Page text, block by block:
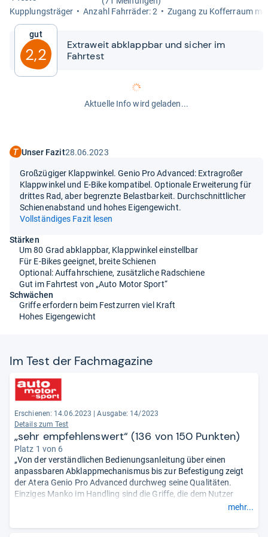
Kupp­lungs­trä­ger
Anzahl Fahr­rä­der: 2 Zugang zu Kof­fer­raum
Gut
2,2
Extra­weit abklapp­bar und sicher im
Fahr­test
Aktuelle Info wird geladen...
Unser Fazit28.06.2023
Großzügiger Klappwinkel. Genio Pro Advanced: Extragroßer
Klappwinkel und E-Bike kompatibel. Optionale Erweiterung für
drittes Rad, aber begrenzte Belastbarkeit. Durchschnittlicher
Schienenabstand und hohes Eigengewicht.
Vollständiges Fazit lesen
Stärken
Um 80 Grad abklappbar, Klappwinkel einstellbar
Für E-Bikes geeignet, breite Schienen
Optional: Auffahrschiene, zusätzliche Radschiene
Gut im Fahrtest von „Auto Motor Sport“
Schwächen
Griffe erfordern beim Festzurren viel Kraft
Hohes Eigengewicht
Im Test der Fach­ma­ga­zine
Erschienen: 14.06.2023 | Ausgabe: 14/2023
Details zum Test
„sehr empfehlenswert“ (136 von 150 Punkten)
Platz 1 von 6
„Von der verständlichen Bedienungsanleitung über einen
anpassbaren Abklappmechanismus bis zur Befestigung zeigt
der Atera Genio Pro Advanced durchweg seine Qualitäten.
Einziges Manko im Handling sind die Griffe, die dem Nutzer
Kraft beim Festzurren abverlangen. Doch genauso stark halten
die Laschen lösen, die über eine stabile Ratschenfunktion
mehr...